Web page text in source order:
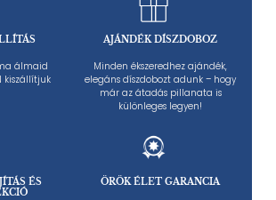
álmaid
kiszállítjuk
AJÁNDÉK DÍSZDOBOZ
Minden ékszeredhez ajándék,
elegáns díszdobozt adunk – hogy
már az átadás pillanata is
különleges legyen!
ÉS
ÖRÖK ÉLET GARANCIA